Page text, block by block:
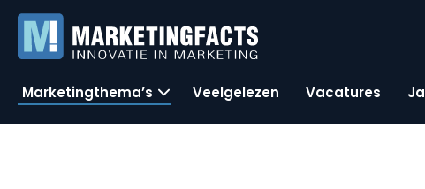
Marketingthema’s Veelgelezen Vacatures